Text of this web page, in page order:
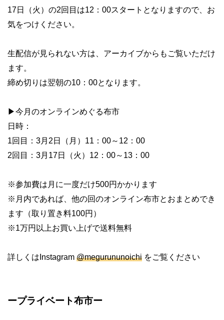
17日（火）の2回目は12：00スタートとなりますので、お
気をつけください。
生配信が見られない方は、アーカイブからもご覧いただけ
ます。
締め切りは翌朝の10：00となります。
▶︎今月のオンラインめぐる布市
日時：
1回目：3月2日（月）11：00～12：00
2回目：3月17日（火）12：00～13：00
※参加費は月に一度だけ500円かかります
※月内であれば、他の回のオンライン布市とおまとめでき
ます（取り置き料100円）
※1万円以上お買い上げで送料無料
詳しくはInstagram @megurununoichi をご覧ください
ープライベート布市ー